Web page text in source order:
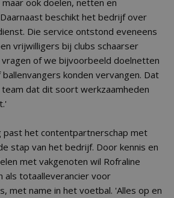
ook doelen, netten en
beschikt het bedrijf over
Die service ontstond eveneens
vrijwilligers bij clubs schaarser
of we bijvoorbeeld doelnetten
konden vervangen. Dat
dat dit soort werkzaamheden
past het contentpartnerschap met
stap van het bedrijf. Door kennis en
met vakgenoten wil Rofraline
als totaalleverancier voor
met name in het voetbal. 'Alles op en